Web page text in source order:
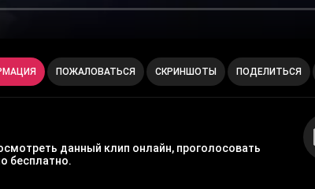
ПОЖАЛОВАТЬСЯ СКРИНШОТЫ ПОДЕЛИТЬСЯ
данный клип онлайн, проголосовать
бесплатно.